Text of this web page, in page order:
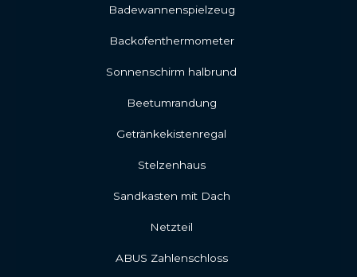
Badewannenspielzeug
Backofenthermometer
Sonnenschirm halbrund
Beetumrandung
Getränkekistenregal
Stelzenhaus
Sandkasten mit Dach
Netzteil
ABUS Zahlenschloss